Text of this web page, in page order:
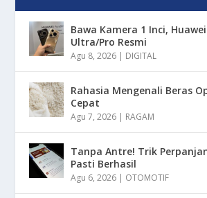
Bawa Kamera 1 Inci,
Ultra/Pro Resmi
Agu 8, 2026 | DIGITAL
Rahasia Mengenali Beras
Cepat
Agu 7, 2026 | RAGAM
Tanpa Antre! Trik
Pasti Berhasil
Agu 6, 2026 | OTOMOTIF